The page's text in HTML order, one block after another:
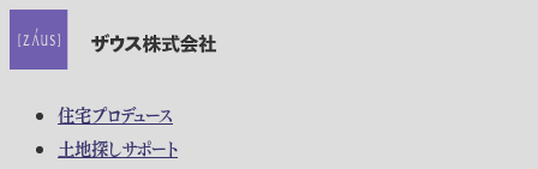
住宅プロデュース
土地探しサポート